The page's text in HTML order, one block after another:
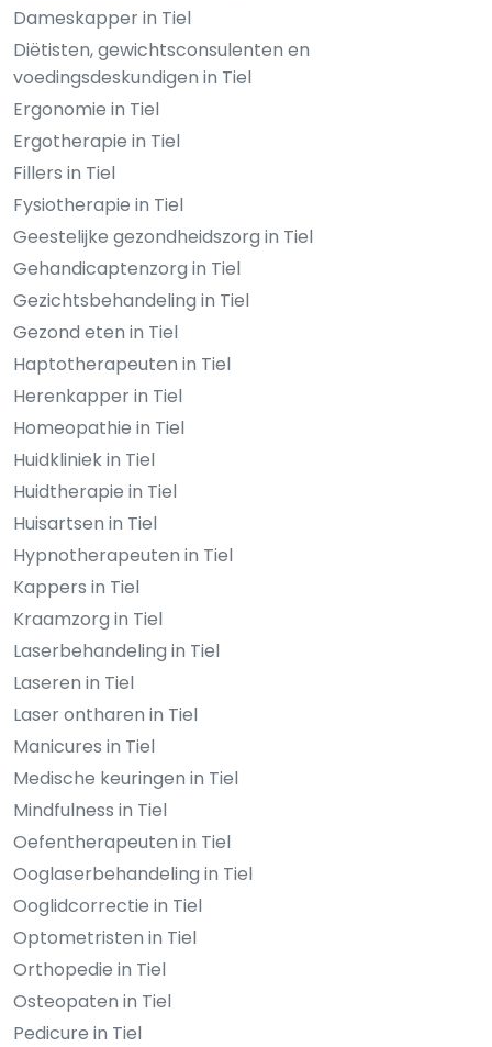
Dameskapper in Tiel
Diëtisten, gewichtsconsulenten en
voedingsdeskundigen in Tiel
Ergonomie in Tiel
Ergotherapie in Tiel
Fillers in Tiel
Fysiotherapie in Tiel
Geestelijke gezondheidszorg in Tiel
Gehandicaptenzorg in Tiel
Gezichtsbehandeling in Tiel
Gezond eten in Tiel
Haptotherapeuten in Tiel
Herenkapper in Tiel
Homeopathie in Tiel
Huidkliniek in Tiel
Huidtherapie in Tiel
Huisartsen in Tiel
Hypnotherapeuten in Tiel
Kappers in Tiel
Kraamzorg in Tiel
Laserbehandeling in Tiel
Laseren in Tiel
Laser ontharen in Tiel
Manicures in Tiel
Medische keuringen in Tiel
Mindfulness in Tiel
Oefentherapeuten in Tiel
Ooglaserbehandeling in Tiel
Ooglidcorrectie in Tiel
Optometristen in Tiel
Orthopedie in Tiel
Osteopaten in Tiel
Pedicure in Tiel